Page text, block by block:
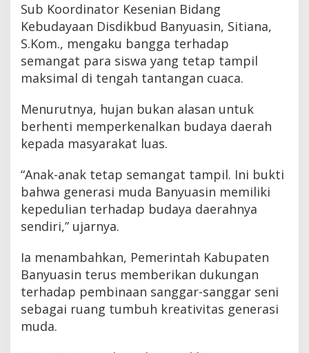
Sub Koordinator Kesenian Bidang
Kebudayaan Disdikbud Banyuasin, Sitiana,
S.Kom., mengaku bangga terhadap
semangat para siswa yang tetap tampil
maksimal di tengah tantangan cuaca.
Menurutnya, hujan bukan alasan untuk
berhenti memperkenalkan budaya daerah
kepada masyarakat luas.
“Anak-anak tetap semangat tampil. Ini bukti
bahwa generasi muda Banyuasin memiliki
kepedulian terhadap budaya daerahnya
sendiri,” ujarnya.
Ia menambahkan, Pemerintah Kabupaten
Banyuasin terus memberikan dukungan
terhadap pembinaan sanggar-sanggar seni
sebagai ruang tumbuh kreativitas generasi
muda.